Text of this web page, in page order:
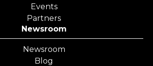
Events
Partners
Newsroom
Newsroom
Blog